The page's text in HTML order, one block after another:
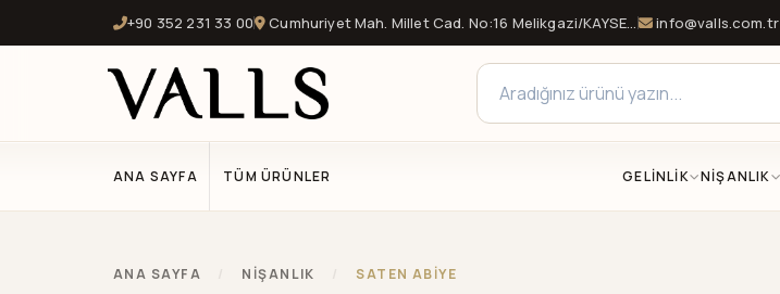
+90 352 231 33 00 Cumhuriyet Mah. Millet Cad. No:16 Melikgazi/KAYSERİ info@valls.com.tr
ANA SAYFA TÜM ÜRÜNLER GELİNLİK NİŞANLIK
ANA SAYFA NİŞANLIK SATEN ABİYE